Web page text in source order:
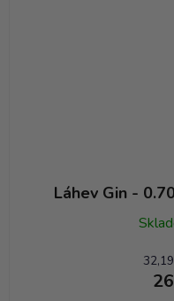
Láhev Gin -